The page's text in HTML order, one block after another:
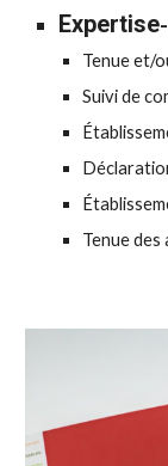
Expertise-
Tenue et/
Suivi de
É
D
Tenue des